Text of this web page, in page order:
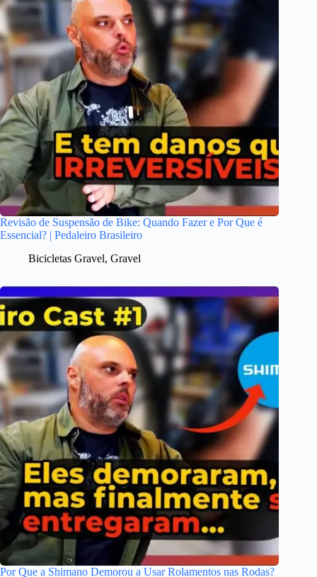
Revisão de Suspensão de Bike: Quando Fazer e Por Que é
Essencial? | Pedaleiro Brasileiro
Bicicletas Gravel, Gravel
Por Que a Shimano Demorou a Usar Rolamentos nas Rodas?